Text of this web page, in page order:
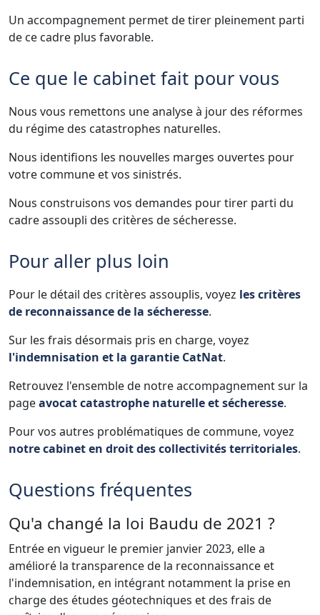
Un accompagnement permet de tirer pleinement parti
de ce cadre plus favorable.
Ce que le cabinet fait pour vous
Nous vous remettons une analyse à jour des réformes
du régime des catastrophes naturelles.
Nous identifions les nouvelles marges ouvertes pour
votre commune et vos sinistrés.
Nous construisons vos demandes pour tirer parti du
cadre assoupli des critères de sécheresse.
Pour aller plus loin
Pour le détail des critères assouplis, voyez les critères
de reconnaissance de la sécheresse.
Sur les frais désormais pris en charge, voyez
l'indemnisation et la garantie CatNat.
Retrouvez l'ensemble de notre accompagnement sur la
pageavocat catastrophe naturelle et sécheresse.
Pour vos autres problématiques de commune, voyez
notre cabinet en droit des collectivités territoriales.
Questions fréquentes
Qu'a changé la loi Baudu de 2021 ?
Entrée en vigueur le premier janvier 2023, elle a
amélioré la transparence de la reconnaissance et
l'indemnisation, en intégrant notamment la prise en
charge des études géotechniques et des frais de